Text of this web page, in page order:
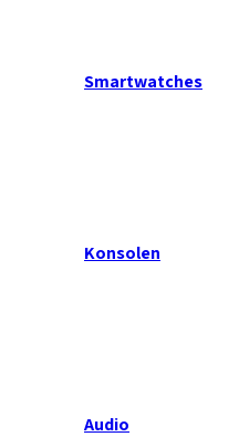
Smartwatches
Konsolen
Audio